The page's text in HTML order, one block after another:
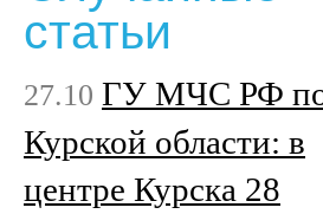
статьи
27.10 ГУ МЧС РФ
Курской области: в
центре Курска 28